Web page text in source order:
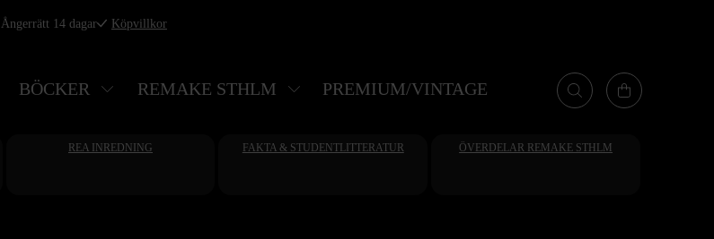
Ångerrätt 14 dagar Köpvillkor
BÖCKER REMAKE STHLM PREMIUM/VINTAGE
REA INREDNING FAKTA & STUDENTLITTERATUR ÖVERDELAR REMAKE STHLM